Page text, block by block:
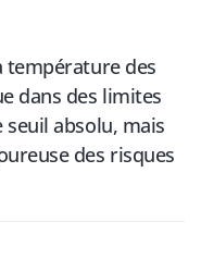
température des
dans des limites
absolu, mais
des risques